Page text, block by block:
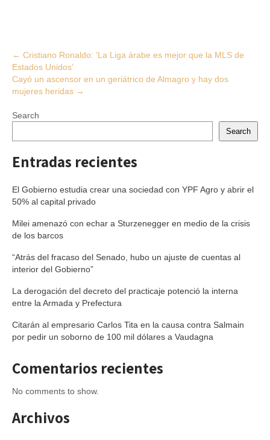
Post
navigation
← Cristiano Ronaldo: ‘La Liga árabe es mejor que la MLS de
Estados Unidos’
Cayó un ascensor en un geriátrico de Almagro y hay dos
mujeres heridas →
Search
Search
Entradas recientes
El Gobierno estudia crear una sociedad con YPF Agro y abrir el
50% al capital privado
Milei amenazó con echar a Sturzenegger en medio de la crisis
de los barcos
“Atrás del fracaso del Senado, hubo un ajuste de cuentas al
interior del Gobierno”
La derogación del decreto del practicaje potenció la interna
entre la Armada y Prefectura
Citarán al empresario Carlos Tita en la causa contra Salmain
por pedir un soborno de 100 mil dólares a Vaudagna
Comentarios recientes
No comments to show.
Archivos